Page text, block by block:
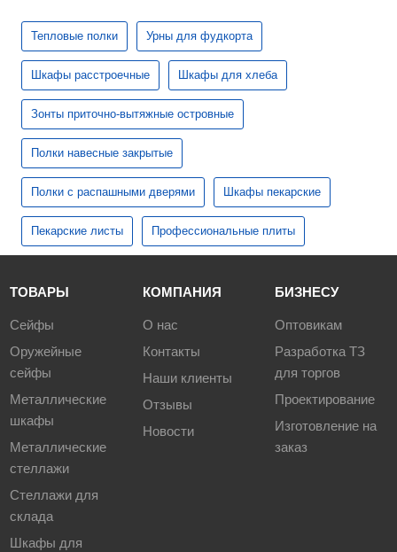
Тепловые полки Урны для фудкорта
Шкафы расстроечные Шкафы для хлеба
Зонты приточно-вытяжные островные
Полки навесные закрытые
Полки с распашными дверями Шкафы пекарские
Пекарские листы Профессиональные плиты
ТОВАРЫ
Сейфы
Оружейные
сейфы
Металлические
шкафы
Металлические
стеллажи
Стеллажи для
склада
Шкафы для
КОМПАНИЯ
О нас
Контакты
Наши клиенты
Отзывы
Новости
БИЗНЕСУ
Оптовикам
Разработка ТЗ
для торгов
Проектирование
Изготовление на
заказ